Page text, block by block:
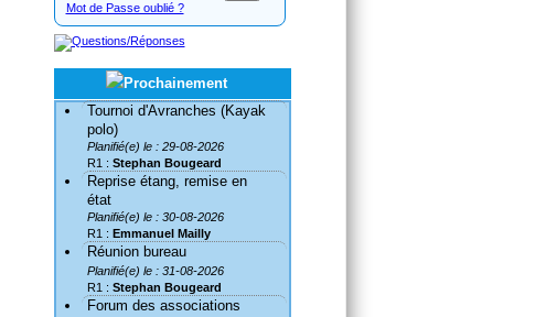
Mot de Passe oublié ?
Tournoi d'Avranches (Kayak
polo)
Planifié(e) le : 29-08-2026
R1 : Stephan Bougeard
Reprise étang, remise en
état
Planifié(e) le : 30-08-2026
R1 : Emmanuel Mailly
Réunion bureau
Planifié(e) le : 31-08-2026
R1 : Stephan Bougeard
Forum des associations